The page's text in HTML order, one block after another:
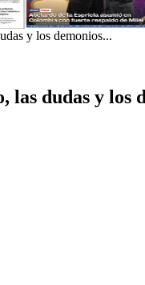
y los demonios...
dudas y los